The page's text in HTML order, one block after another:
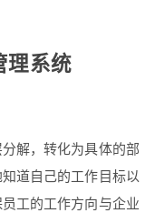
理系统
解，转化为具体的部
道自己的工作目标以
工的工作方向与企业